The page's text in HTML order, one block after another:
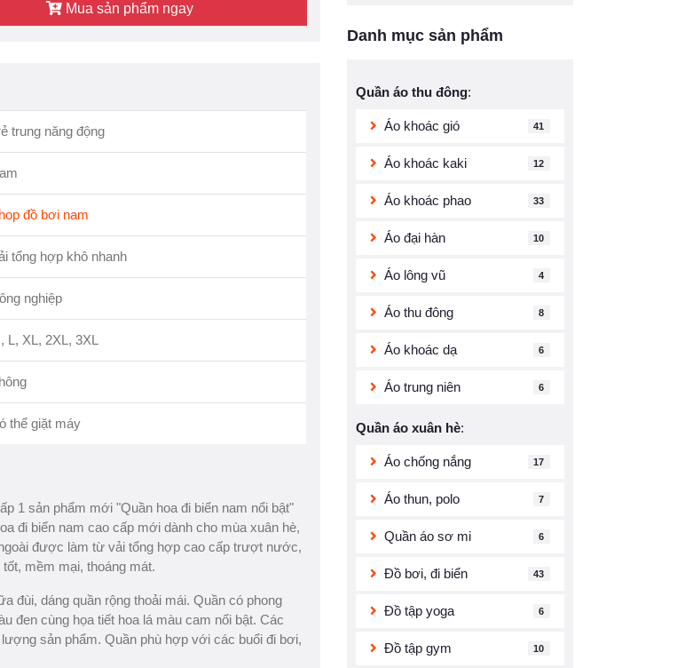
Mua sản phẩm ngay
trung năng động
đồ bơi nam
tổng hợp khô nhanh
nghiệp
L, XL, 2XL, 3XL
thể giặt máy
1 sản phẩm mới "Quần hoa đi biển nam nổi bật"
đi biển nam cao cấp mới dành cho mùa xuân hè,
được làm từ vải tổng hợp cao cấp trượt nước,
mềm mại, thoáng mát.
đùi, dáng quần rộng thoải mái. Quần có phong
đen cùng họa tiết hoa lá màu cam nổi bật. Các
sản phẩm. Quần phù hợp với các buổi đi bơi,
Danh mục sản phẩm
Quần áo thu đông:
Áo khoác gió 41
Áo khoác kaki 12
Áo khoác phao 33
Áo đại hàn 10
Áo lông vũ 4
Áo thu đông 8
Áo khoác dạ 6
Áo trung niên 6
Quần áo xuân hè:
Áo chống nắng 17
Áo thun, polo 7
Quần áo sơ mi 6
Đồ bơi, đi biển 43
Đồ tập yoga 6
Đồ tập gym 10